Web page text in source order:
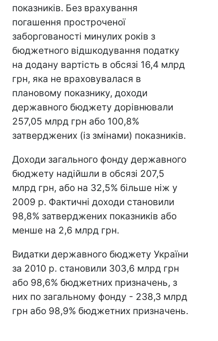
показників. Без врахування
погашення простроченої
заборгованості минулих років з
бюджетного відшкодування податку
на додану вартість в обсязі 16,4 млрд
грн, яка не враховувалася в
плановому показнику, доходи
державного бюджету дорівнювали
257,05 млрд грн або 100,8%
затверджених (із змінами) показників.
Доходи загального фонду державного
бюджету надійшли в обсязі 207,5
млрд грн, або на 32,5% більше ніж у
2009 р. Фактичні доходи становили
98,8% затверджених показників або
менше на 2,6 млрд грн.
Видатки державного бюджету України
за 2010 р. становили 303,6 млрд грн
або 98,6% бюджетних призначень, з
них по загальному фонду - 238,3 млрд
грн або 98,9% бюджетних призначень.